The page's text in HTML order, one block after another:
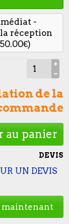
-
réception
de la
au panier
DEVIS
UN DEVIS